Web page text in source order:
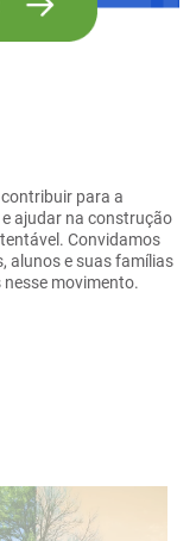
para a
ajudar na construção
Convidamos
alunos e suas famílias
movimento.